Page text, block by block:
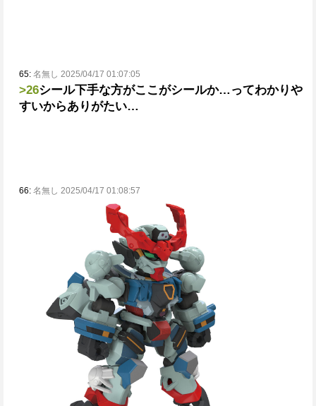
65: 名無し 2025/04/17 01:07:05
>26シール下手な方がここがシールか…ってわかりや
すいからありがたい…
66: 名無し 2025/04/17 01:08:57